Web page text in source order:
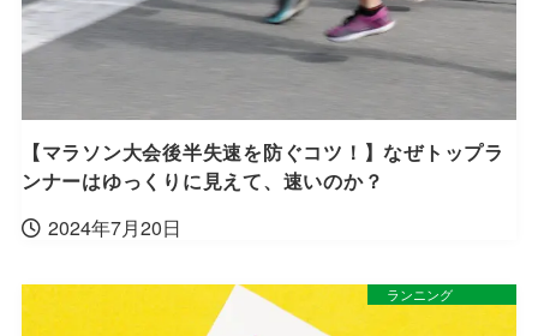
【マラソン大会後半失速を防ぐコツ！】なぜトップラ
ンナーはゆっくりに見えて、速いのか？
2024年7月20日
ランニング